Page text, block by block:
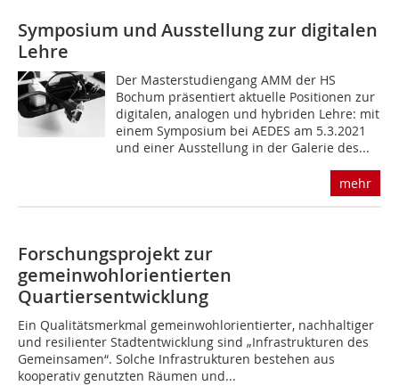
Symposium und Ausstellung zur digitalen
Lehre
Der Masterstudiengang AMM der HS
Bochum präsentiert aktuelle Positionen zur
digitalen, analogen und hybriden Lehre: mit
einem Symposium bei AEDES am 5.3.2021
und einer Ausstellung in der Galerie des...
mehr
Forschungsprojekt zur
gemeinwohlorientierten
Quartiersentwicklung
Ein Qualitätsmerkmal gemeinwohlorientierter, nachhaltiger
und resilienter Stadtentwicklung sind „Infrastrukturen des
Gemeinsamen“. Solche Infrastrukturen bestehen aus
kooperativ genutzten Räumen und...